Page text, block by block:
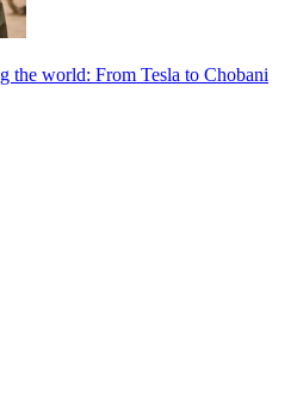
the world: From Tesla to Chobani